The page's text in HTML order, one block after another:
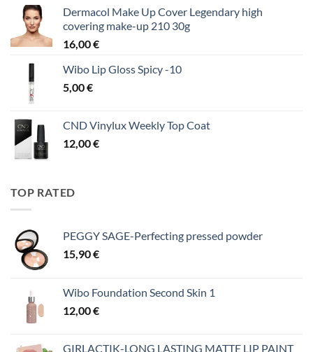
Dermacol Make Up Cover Legendary high
covering make-up 210 30g
16,00€
Wibo Lip Gloss Spicy -10
5,00€
CND Vinylux Weekly Top Coat
12,00€
TOP RATED
PEGGY SAGE-Perfecting pressed powder
15,90€
Wibo Foundation Second Skin 1
12,00€
GIRLACTIK-LONG LASTING MATTE LIP PAINT